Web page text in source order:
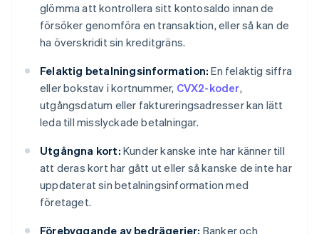
glömma att kontrollera sitt kontosaldo innan de
försöker genomföra en transaktion, eller så kan de
ha överskridit sin kreditgräns.
Felaktig betalningsinformation: En felaktig siffra
eller bokstav i kortnummer, CVX2-koder,
utgångsdatum eller faktureringsadresser kan lätt
leda till misslyckade betalningar.
Utgångna kort: Kunder kanske inte har känner till
att deras kort har gått ut eller så kanske de inte har
uppdaterat sin betalningsinformation med
företaget.
Förebyggande av bedrägerier: Banker och